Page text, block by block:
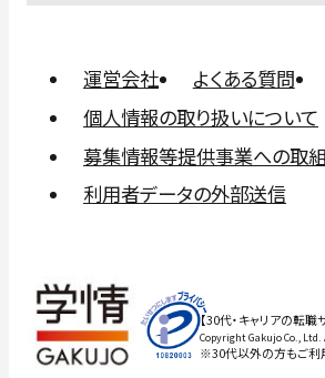
運営会社 よくある質問
個人情報の取り扱いについて
募集情報等提供事業への取
利用者データの外部送信
【30代・キャリアの転職
Copyright Gakujo Co.,
※30代以外の方もご利